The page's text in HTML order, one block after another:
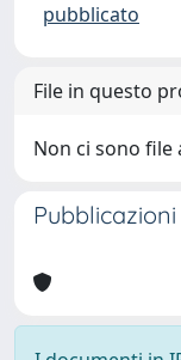
pubblicato
File in questo
Non ci sono